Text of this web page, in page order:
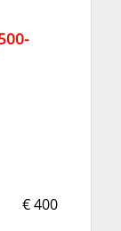
€ 400